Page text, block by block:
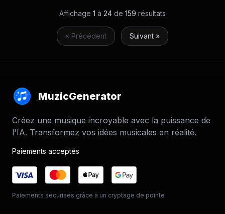
Affichage 1 à 24 de 159 résultats
« Précédent Suivant »
MuzicGenerator
Créez une musique incroyable avec la puissance de
l'IA. Transformez vos idées musicales en réalité.
Paiements acceptés
Paiements sécurisés grâce à un cryptage de pointe